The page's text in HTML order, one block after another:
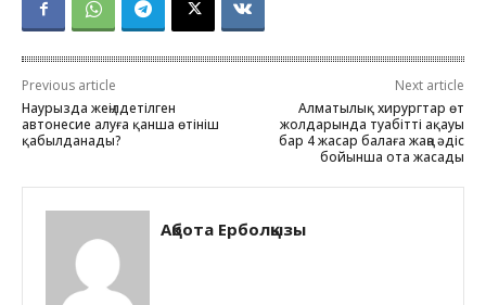
Previous article
Наурызда жеңілдетілген
автонесие алуға қанша өтініш
қабылданады?
Next article
Алматылық хирургтар өт
жолдарында туабітті ақауы
бар 4 жасар балаға жаңа әдіс
бойынша ота жасады
Ақбота Ерболқызы